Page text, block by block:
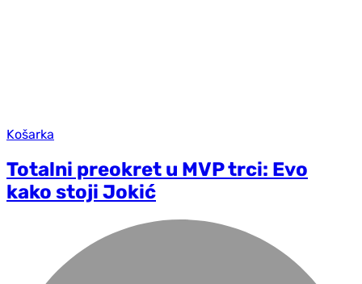
Košarka
Totalni preokret u MVP trci: Evo
kako stoji Jokić